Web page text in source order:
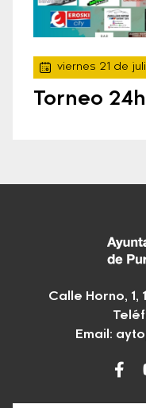
viernes 21 de
Torneo
Calle Horno, 1,
Email: